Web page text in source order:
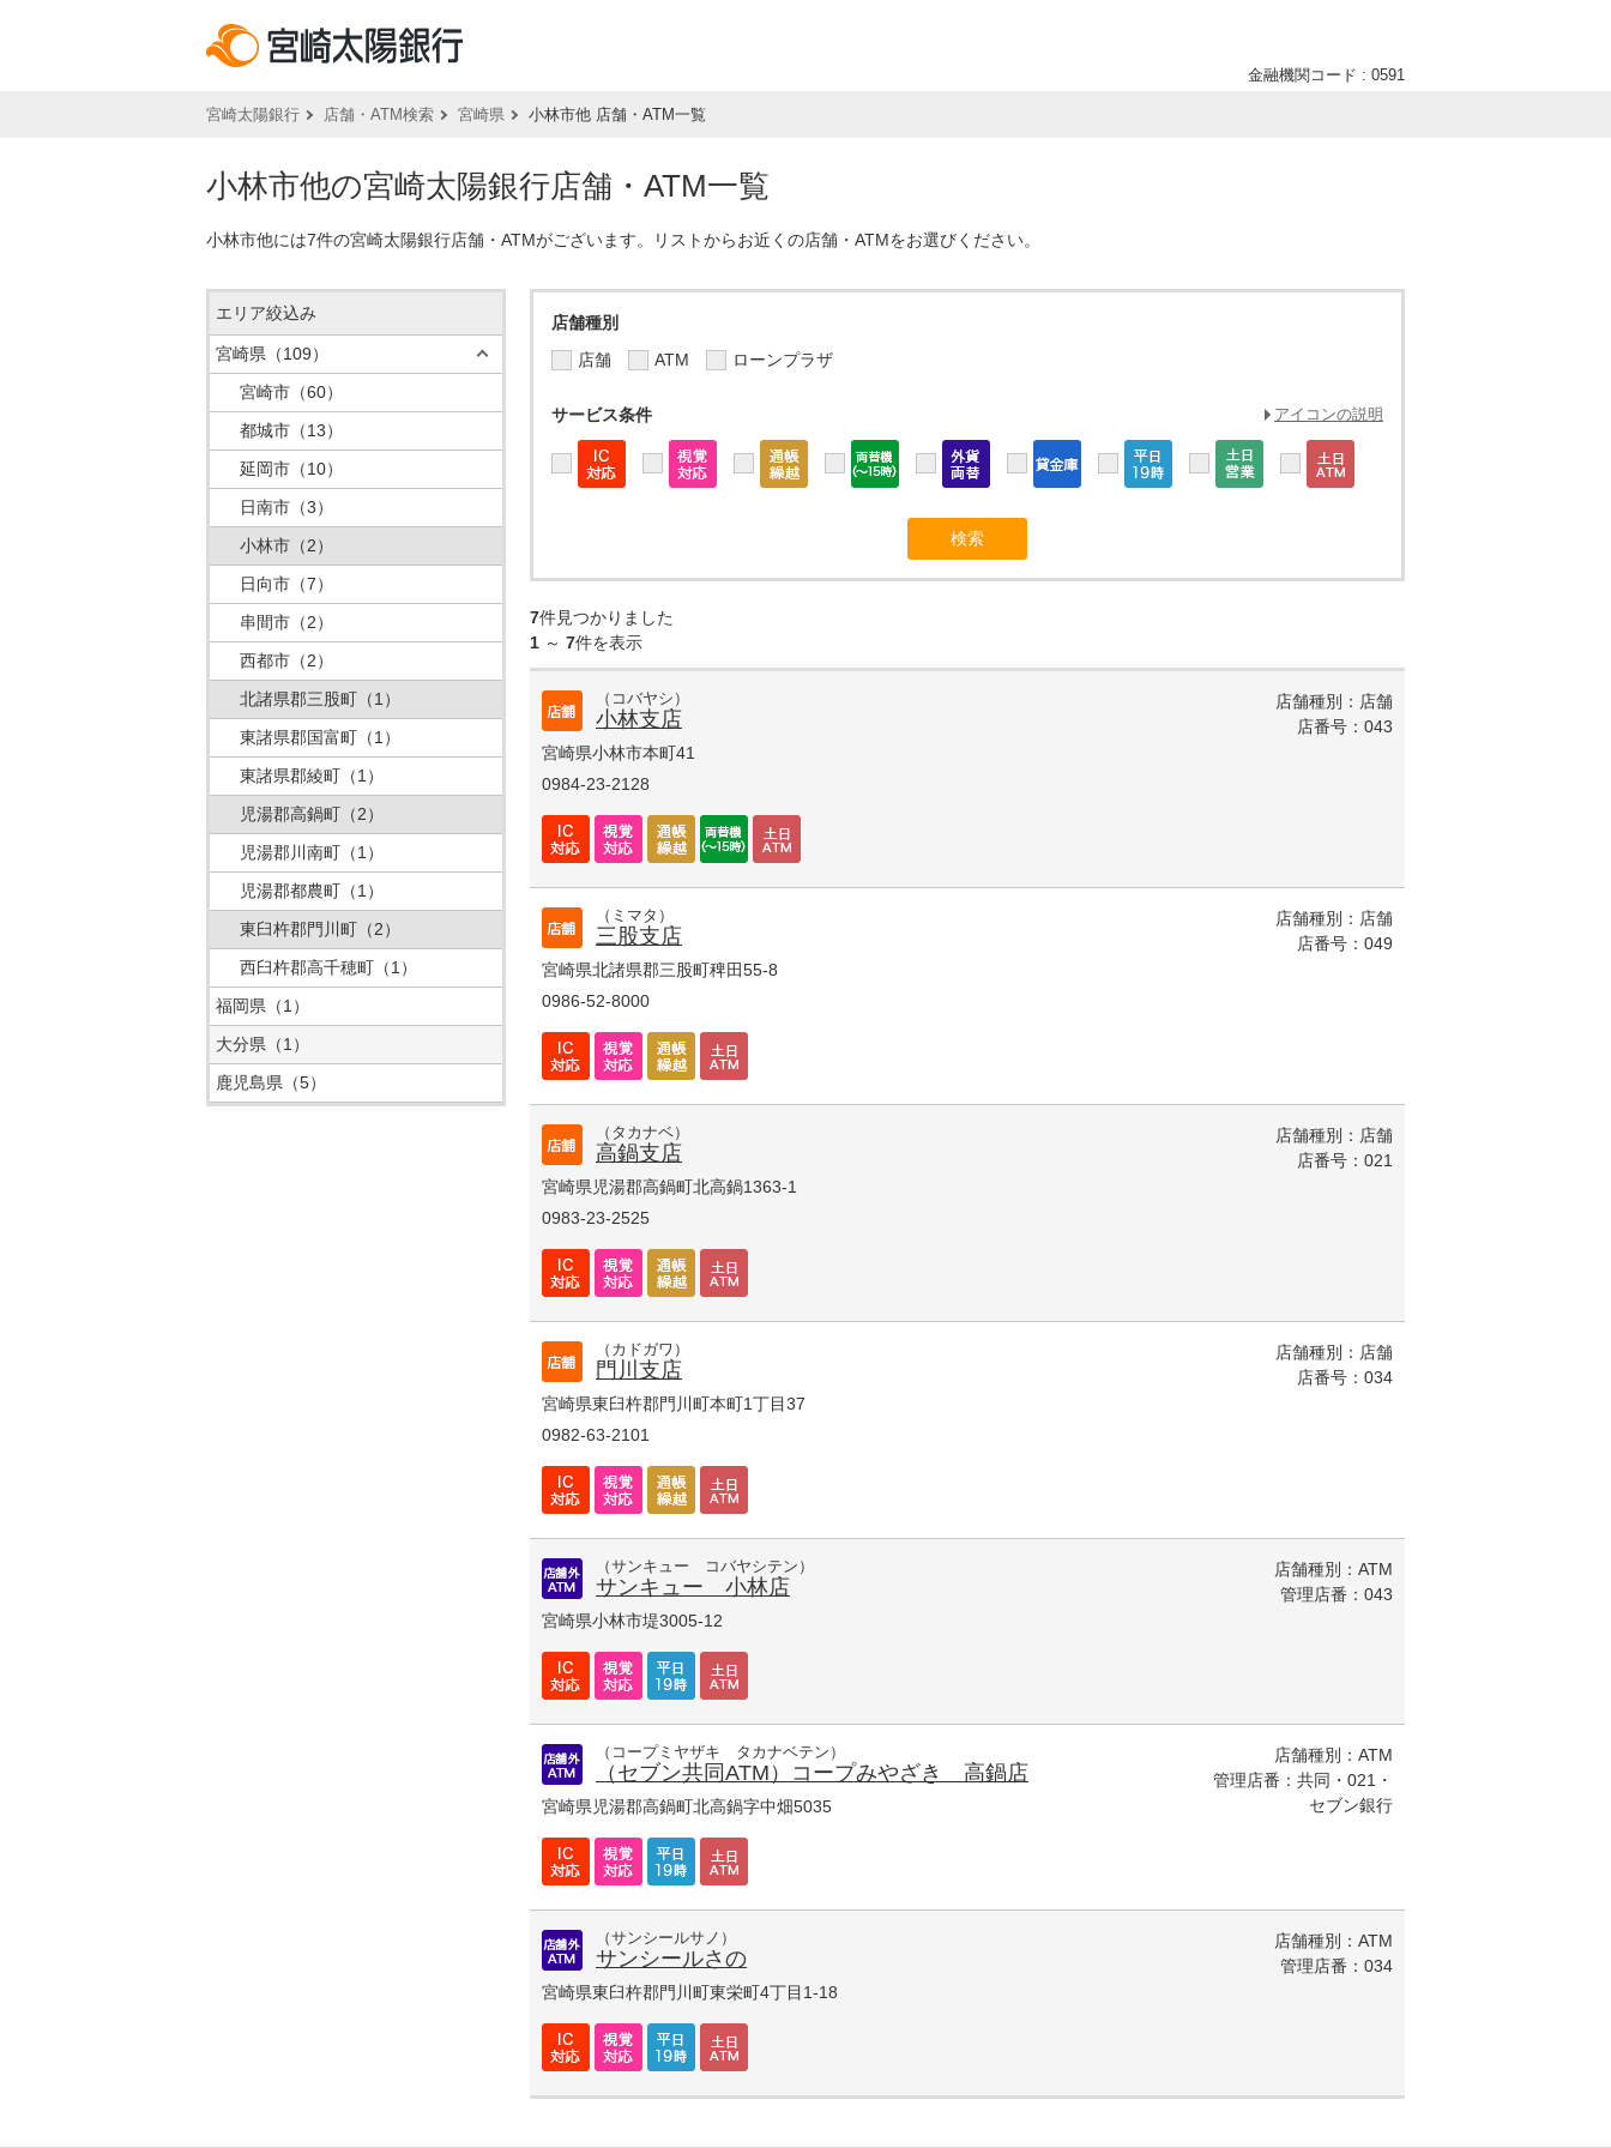
金融機関コード : 0591
宮崎太陽銀行 店舗・ATM検索 宮崎県 小林市他 店舗・ATM一覧
小林市他の宮崎太陽銀行店舗・ATM一覧
小林市他には7件の宮崎太陽銀行店舗・ATMがございます。リストからお近くの店舗・ATMをお選びください。
店舗種別
店舗
ATM ローンプラザ
サービス条件 アイコンの説明
7件見つかりました
1 ～ 7件を表示
（コバヤシ）
小林支店
宮崎県小林市本町41
0984-23-2128
店舗種別：店舗
店番号：043
（ミマタ）
三股支店
宮崎県北諸県郡三股町稗田55-8
0986-52-8000
店舗種別：店舗
店番号：049
（タカナベ）
高鍋支店
宮崎県児湯郡高鍋町北高鍋1363-1
0983-23-2525
店舗種別：店舗
店番号：021
（カドガワ）
門川支店
宮崎県東臼杵郡門川町本町1丁目37
0982-63-2101
店舗種別：店舗
店番号：034
（サンキュー コバヤシテン）
サンキュー 小林店
宮崎県小林市堤3005-12
店舗種別：ATM
管理店番：043
（コープミヤザキ タカナベテン）
（セブン共同ATM）コープみやざき 高鍋店
宮崎県児湯郡高鍋町北高鍋字中畑5035
店舗種別：ATM
管理店番：共同・021・
セブン銀行
（サンシールサノ）
サンシールさの
宮崎県東臼杵郡門川町東栄町4丁目1-18
店舗種別：ATM
管理店番：034
エリア絞込み
宮崎県 （109）
宮崎市 （60）
都城市 （13）
延岡市 （10）
日南市 （3）
小林市 （2）
日向市 （7）
串間市 （2）
西都市 （2）
北諸県郡三股町 （1）
東諸県郡国富町 （1）
東諸県郡綾町 （1）
児湯郡高鍋町 （2）
児湯郡川南町 （1）
児湯郡都農町 （1）
東臼杵郡門川町 （2）
西臼杵郡高千穂町 （1）
福岡県 （1）
大分県 （1）
鹿児島県 （5）